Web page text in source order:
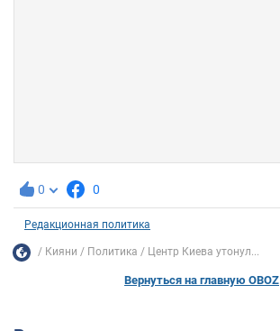
0 0
Редакционная политика
Кияни Политика Центр Киева утонул...
Вернуться на главную OBOZ